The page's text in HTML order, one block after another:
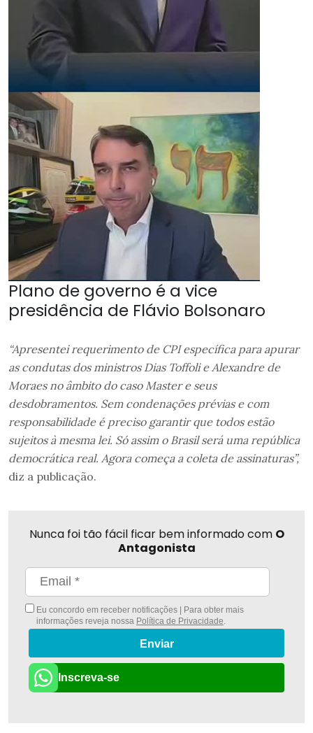
Plano de governo é a vice
presidência de Flávio Bolsonaro
“Apresentei requerimento de CPI específica para apurar
as condutas dos ministros Dias Toffoli e Alexandre de
Moraes no âmbito do caso Master e seus
desdobramentos. Sem condenações prévias e com
responsabilidade é preciso garantir que todos estão
sujeitos à mesma lei. Só assim o Brasil será uma república
democrática real. Agora começa a coleta de assinaturas”,
diz a publicação.
Nunca foi tão fácil ficar bem informado com O
Antagonista
Eu concordo em receber notificações | Para obter mais
informações reveja nossa Política de Privacidade
Enviar
Inscreva-se